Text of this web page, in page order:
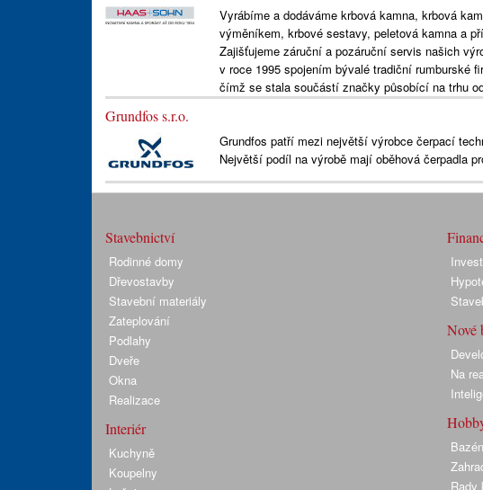
Vyrábíme a dodáváme krbová kamna, krbová
výměníkem, krbové sestavy, peletová kamna a
Zajišťujeme záruční a pozáruční servis našich
v roce 1995 spojením bývalé tradiční rumburské
čímž se stala součástí značky působící na trhu
Grundfos s.r.o.
Grundfos patří mezi největší výrobce čerpací
Největší podíl na výrobě mají oběhová čerpadla
Stavebnictví
Rodinné domy
Dřevostavby
Stavební materiály
Zateplování
Podlahy
Dveře
Okna
Realizace
Interiér
Kuchyně
Koupelny
Nové
Na
Rady